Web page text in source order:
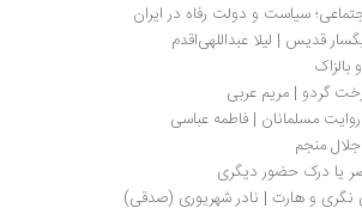
سیاست و دولت رفاه در ایران
| لیلا عبداللهی‌اقدم
| مریم عربی
| فاطمه عباسی
حضور دیگری
و هارت | نادر شهریوری (صدقی)